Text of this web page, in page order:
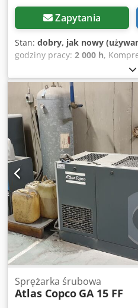
Zapytania
Stan: dobry, jak nowy
godziny pracy: 2 000 h,
(egzemplarz demonstracyjny),
Jesteśmy autoryzowanym
nowego: 32 074 euro.
10 bar Crodszdf Iyjpfx Ahljf
2940 l/min
Sprężarka śrubowa
Atlas Copco GA 15 FF